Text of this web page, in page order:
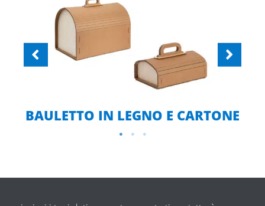
BAULETTO IN LEGNO E CARTONE